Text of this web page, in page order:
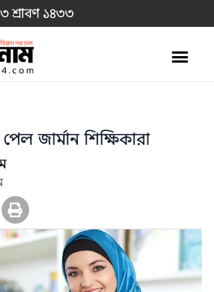
শ্রাবণ ১৪৩৩
জার্মান শিক্ষিকারা